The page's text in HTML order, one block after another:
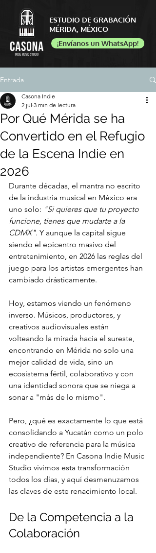
ESTUDIO DE GRABACIÓN
​MÉRIDA, MÉXICO
¡Envíanos un WhatsApp!
Entrada
Por Qué Mérida se ha
Convertido en el Refugio
de la Escena Indie en
2026
Casona Indie
2 jul 3 min de lectura
Durante décadas, el mantra no escrito
de la industria musical en México era
uno solo: "Si quieres que tu proyecto
funcione, tienes que mudarte a la
CDMX". Y aunque la capital sigue
siendo el epicentro masivo del
entretenimiento, en 2026 las reglas del
juego para los artistas emergentes han
cambiado drásticamente.
Hoy, estamos viendo un fenómeno
inverso. Músicos, productores, y
creativos audiovisuales están
volteando la mirada hacia el sureste,
encontrando en Mérida no solo una
mejor calidad de vida, sino un
ecosistema fértil, colaborativo y con
una identidad sonora que se niega a
sonar a "más de lo mismo".
Pero, ¿qué es exactamente lo que está
consolidando a Yucatán como un polo
creativo de referencia para la música
independiente? En Casona Indie Music
Studio vivimos esta transformación
todos los días, y aquí desmenuzamos
las claves de este renacimiento local.
De la Competencia a la
Colaboración